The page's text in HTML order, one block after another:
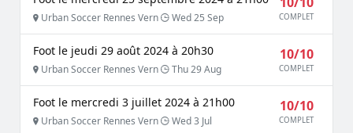
Urban Soccer Rennes Vern Wed 25 Sep COMPLET
Foot le jeudi 29 août 2024 à 20h30
Urban Soccer Rennes Vern Thu 29 Aug
10/10
COMPLET
Foot le mercredi 3 juillet 2024 à 21h00
Urban Soccer Rennes Vern Wed 3 Jul
10/10
COMPLET